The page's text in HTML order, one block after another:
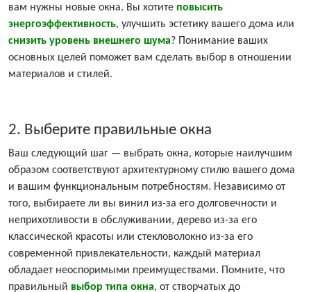
вам нужны новые окна. Вы хотите повысить
энергоэффективность, улучшить эстетику вашего дома или
снизить уровень внешнего шума? Понимание ваших
основных целей поможет вам сделать выбор в отношении
материалов и стилей.
2. Выберите правильные окна
Ваш следующий шаг — выбрать окна, которые наилучшим
образом соответствуют архитектурному стилю вашего дома
и вашим функциональным потребностям. Независимо от
того, выбираете ли вы винил из-за его долговечности и
неприхотливости в обслуживании, дерево из-за его
классической красоты или стекловолокно из-за его
современной привлекательности, каждый материал
обладает неоспоримыми преимуществами. Помните, что
правильный выбор типа окна, от створчатых до